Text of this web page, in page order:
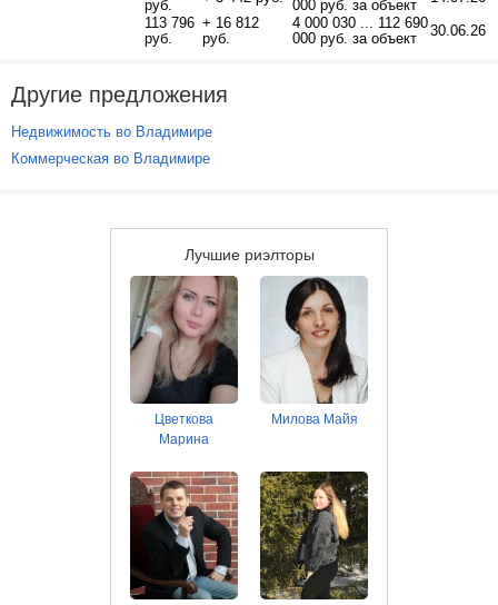
руб.
000 руб. за объект
113 796
руб.
+ 16 812
руб.
4 000 030 ... 112 690
000 руб. за объект
30.06.26
Другие предложения
Недвижимость во Владимире
Коммерческая во Владимире
Лучшие риэлторы
Цветкова
Марина
Милова Майя